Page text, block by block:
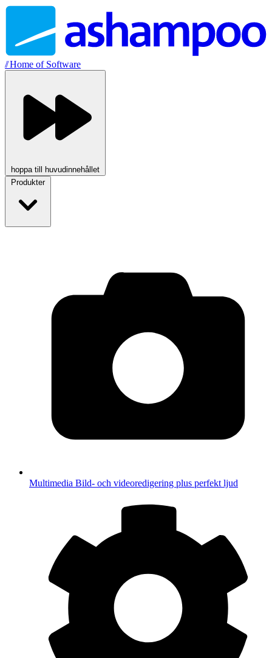
//Home of Software
hoppa till huvudinnehållet
Produkter
Multimedia Bild- och videoredigering plus perfekt ljud